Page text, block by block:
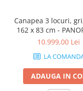
Canapea 3 locuri,
162 x 83 cm -
10.999,00 Lei
LA
ADAUGA IN